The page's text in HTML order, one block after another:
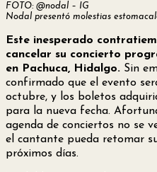
FOTO: @nodal – IG
Nodal presentó molestias
Este inesperado
cancelar su concierto
en Pachuca, Hidalgo. Sin
confirmado que el evento
octubre, y los boletos
para la nueva fecha.
agenda de conciertos no se
el cantante pueda retomar
próximos días.